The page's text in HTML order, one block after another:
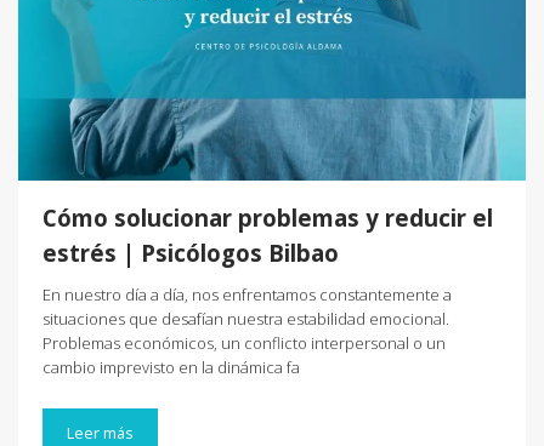
Cómo solucionar problemas y reducir el
estrés | Psicólogos Bilbao
En nuestro día a día, nos enfrentamos constantemente a
situaciones que desafían nuestra estabilidad emocional.
Problemas económicos, un conflicto interpersonal o un
cambio imprevisto en la dinámica fa
Leer más